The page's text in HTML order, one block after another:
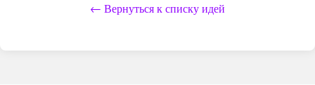
← Вернуться к списку идей